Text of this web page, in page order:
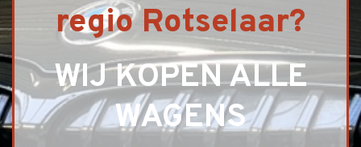
regio Rotselaar?
WIJ KOPEN ALLE
WAGENS